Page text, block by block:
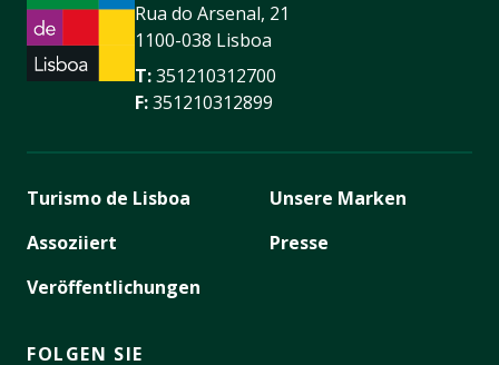
Rua do Arsenal, 21
1100-038 Lisboa
T:351210312700
F:351210312899
Turismo de Lisboa
Assoziiert
Veröffentlichungen
Unsere Marken
Presse
FOLGEN SIE